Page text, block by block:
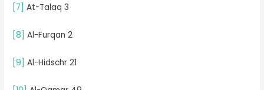
[7] At-Talaq 3
[8] Al-Furqan 2
[9] Al-Hidschr 21